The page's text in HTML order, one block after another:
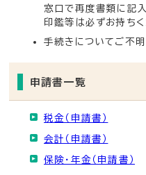
窓口で再度書類に記
印鑑等は必ずお持ちく
手続きについてご不
申請書一覧
税金（申請書）
会計（申請書）
保険・年金（申請書）